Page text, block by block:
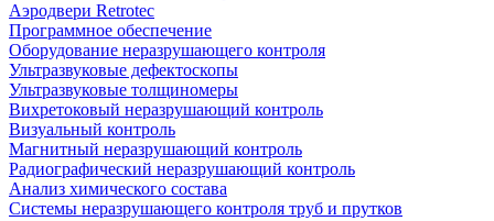
Аэродвери Retrotec
Программное обеспечение
Оборудование неразрушающего контроля
Ультразвуковые дефектоскопы
Ультразвуковые толщиномеры
Вихретоковый неразрушающий контроль
Визуальный контроль
Магнитный неразрушающий контроль
Радиографический неразрушающий контроль
Анализ химического состава
Системы неразрушающего контроля труб и прутков